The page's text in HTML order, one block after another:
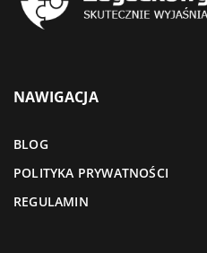
NAWIGACJA
BLOG
POLITYKA PRYWATNOŚCI
REGULAMIN